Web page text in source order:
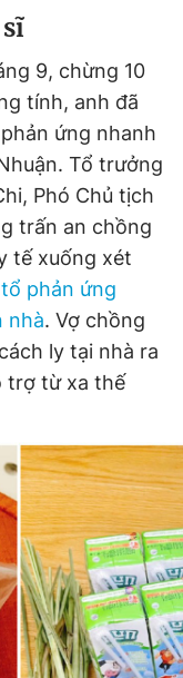
cáo
404
Chính sách bảo
ngày 24.3.2020
Niên. Cấm sao
chấp thuận bằng văn
sĩ
9, chừng 10
tính, anh đã
ứng nhanh
Tổ trưởng
Phó Chủ tịch
trấn an chồng
tế xuống xét
tổ phản ứng
nhà. Vợ chồng
ly tại nhà ra
trợ từ xa thế